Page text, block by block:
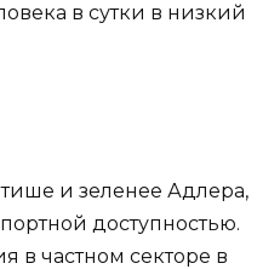
в сутки в низкий
тише и зеленее Адлера,
доступностью.
в частном секторе в